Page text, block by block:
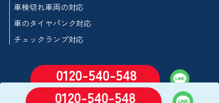
0120-540-548
車検切れ車両の対応
車のタイヤパンク対応
チェックランプ対応
0120-540-548
通話無料 24時間営業(年中無休)